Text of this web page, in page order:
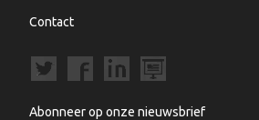
Contact
Abonneer op onze nieuwsbrief